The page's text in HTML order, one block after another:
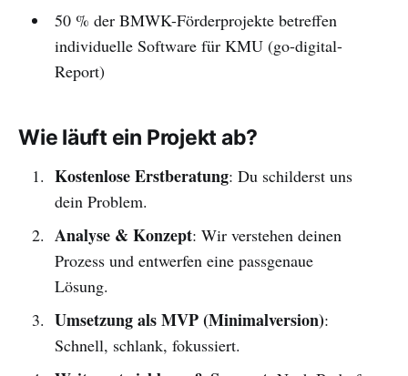
50 % der BMWK-Förderprojekte betreffen
individuelle Software für KMU (go-digital-
Report)
Wie läuft ein Projekt ab?
Kostenlose Erstberatung: Du schilderst uns
dein Problem.
Analyse & Konzept: Wir verstehen deinen
Prozess und entwerfen eine passgenaue
Lösung.
Umsetzung als MVP (Minimalversion):
Schnell, schlank, fokussiert.